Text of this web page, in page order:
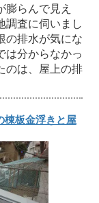
膨らんで見え
調査に伺いまし
の排水が気にな
は分からなかっ
のは、屋上の排
棟板金浮きと屋